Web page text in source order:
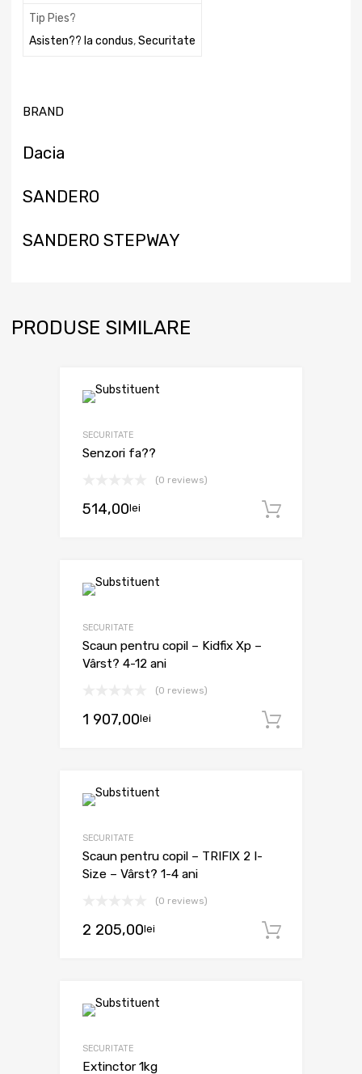
Tip Pies?
Asisten?? la condus,Securitate
BRAND
Dacia
SANDERO
SANDERO STEPWAY
PRODUSE SIMILARE
SECURITATE
Senzori fa??
(0 reviews)
514,00lei
SECURITATE
Scaun pentru copil – Kidfix Xp –
Vârst? 4-12 ani
(0 reviews)
1 907,00lei
SECURITATE
Scaun pentru copil – TRIFIX 2 I-
Size – Vârst? 1-4 ani
(0 reviews)
2 205,00lei
SECURITATE
Extinctor 1kg